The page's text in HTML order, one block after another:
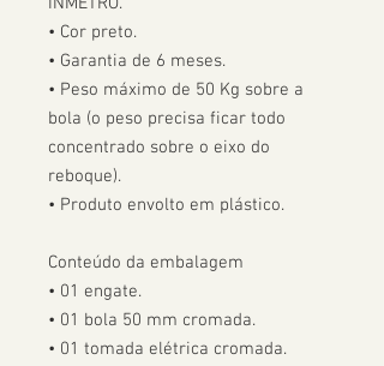
• Cor preto.
• Garantia de 6 meses.
• Peso máximo de 50 Kg sobre a
bola (o peso precisa ficar todo
concentrado sobre o eixo do
reboque).
• Produto envolto em plástico.
Conteúdo da embalagem
• 01 engate.
• 01 bola 50 mm cromada.
• 01 tomada elétrica cromada.